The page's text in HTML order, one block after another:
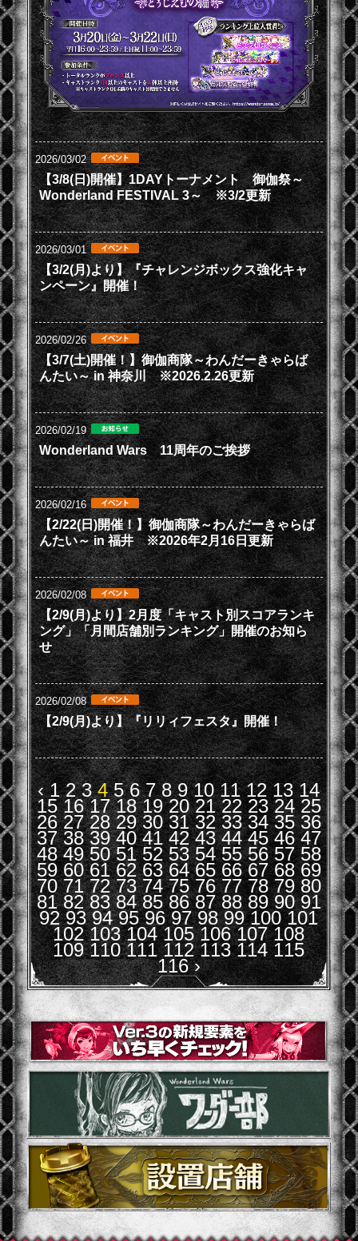
2026/03/02
【3/8(日)開催】1DAYトーナメント 御伽祭～
Wonderland FESTIVAL 3～ ※3/2更新
2026/03/01
【3/2(月)より】『チャレンジボックス強化キャ
ンペーン』開催！
2026/02/26
【3/7(土)開催！】御伽商隊～わんだーきゃらば
んたい～ in 神奈川 ※2026.2.26更新
2026/02/19
Wonderland Wars 11周年のご挨拶
2026/02/16
【2/22(日)開催！】御伽商隊～わんだーきゃらば
んたい～ in 福井 ※2026年2月16日更新
2026/02/08
【2/9(月)より】2月度「キャスト別スコアランキ
ング」「月間店舗別ランキング」開催のお知ら
せ
2026/02/08
【2/9(月)より】『リリィフェスタ』開催！
‹ 1 2 3 4 5 6 7 8 9 10 11 12 13 14
15 16 17 18 19 20 21 22 23 24 25
26 27 28 29 30 31 32 33 34 35 36
37 38 39 40 41 42 43 44 45 46 47
48 49 50 51 52 53 54 55 56 57 58
59 60 61 62 63 64 65 66 67 68 69
70 71 72 73 74 75 76 77 78 79 80
81 82 83 84 85 86 87 88 89 90 91
92 93 94 95 96 97 98 99 100 101
102 103 104 105 106 107 108
109 110 111 112 113 114 115
116 ›